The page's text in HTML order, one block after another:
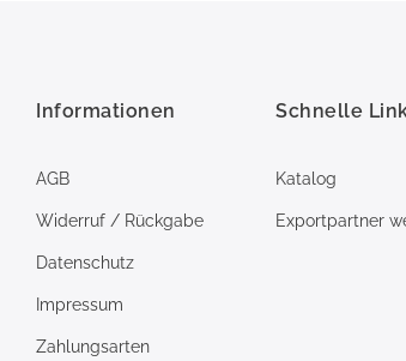
Informationen
AGB
Widerruf / Rückgabe
Datenschutz
Impressum
Zahlungsarten
Schnelle
Katalog
Exportpartner